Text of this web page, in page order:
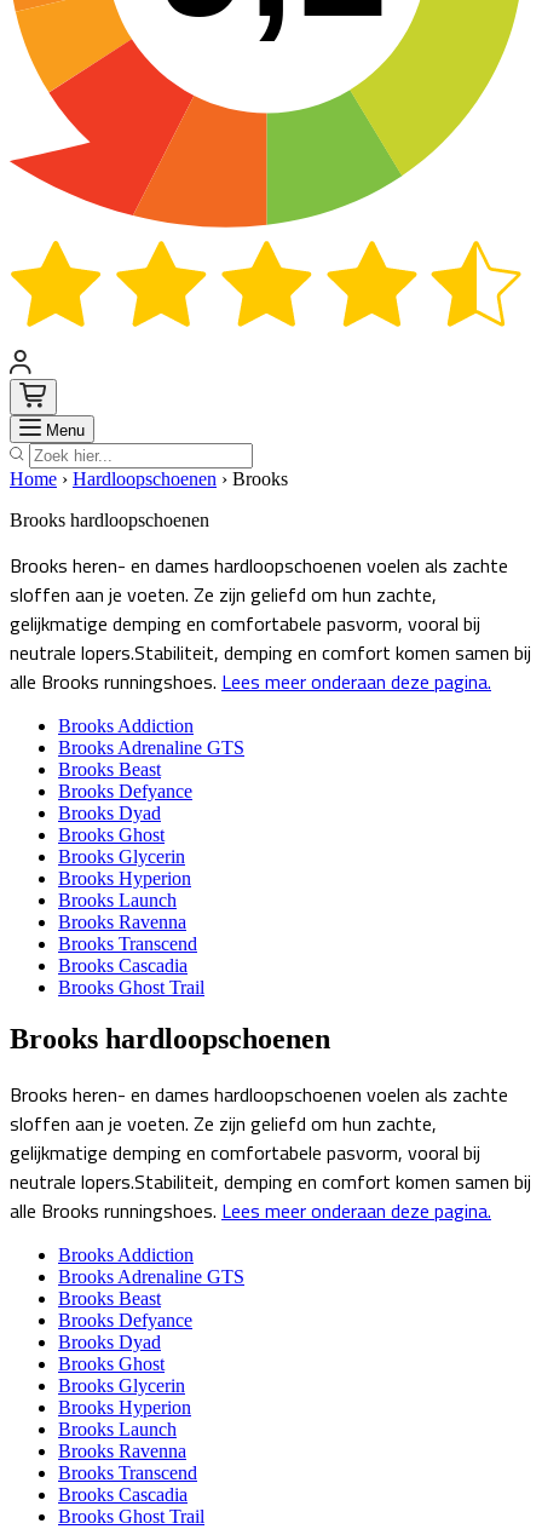
Menu Zoek
Home › Hardloopschoenen › Brooks
Brooks hardloopschoenen
Brooks heren- en dames hardloopschoenen voelen als zachte
sloffen aan je voeten. Ze zijn geliefd om hun zachte,
gelijkmatige demping en comfortabele pasvorm, vooral bij
neutrale lopers.Stabiliteit, demping en comfort komen samen bij
alle Brooks runningshoes. Lees meer onderaan deze pagina.
Brooks Addiction
Brooks Adrenaline GTS
Brooks Beast
Brooks Defyance
Brooks Dyad
Brooks Ghost
Brooks Glycerin
Brooks Hyperion
Brooks Launch
Brooks Ravenna
Brooks Transcend
Brooks Cascadia
Brooks Ghost Trail
Brooks hardloopschoenen
Brooks heren- en dames hardloopschoenen voelen als zachte
sloffen aan je voeten. Ze zijn geliefd om hun zachte,
gelijkmatige demping en comfortabele pasvorm, vooral bij
neutrale lopers.Stabiliteit, demping en comfort komen samen bij
alle Brooks runningshoes. Lees meer onderaan deze pagina.
Brooks Addiction
Brooks Adrenaline GTS
Brooks Beast
Brooks Defyance
Brooks Dyad
Brooks Ghost
Brooks Glycerin
Brooks Hyperion
Brooks Launch
Brooks Ravenna
Brooks Transcend
Brooks Cascadia
Brooks Ghost Trail